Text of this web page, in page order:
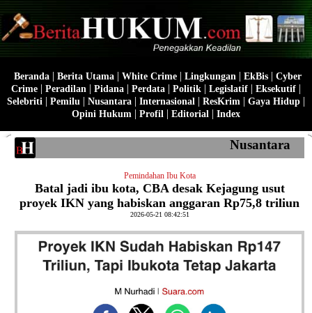
Beranda| Berita Utama| White Crime| Lingkungan | EkBis| Cyber
Crime | Peradilan | Pidana | Perdata | Politik | Legislatif | Eksekutif |
Selebriti | Pemilu | Nusantara | Internasional | ResKrim | Gaya Hidup |
Opini Hukum | Profil | Editorial | Index
Nusantara
Pemindahan Ibu Kota
Batal jadi ibu kota, CBA desak Kejagung usut
proyek IKN yang habiskan anggaran Rp75,8 triliun
2026-05-21 08:42:51